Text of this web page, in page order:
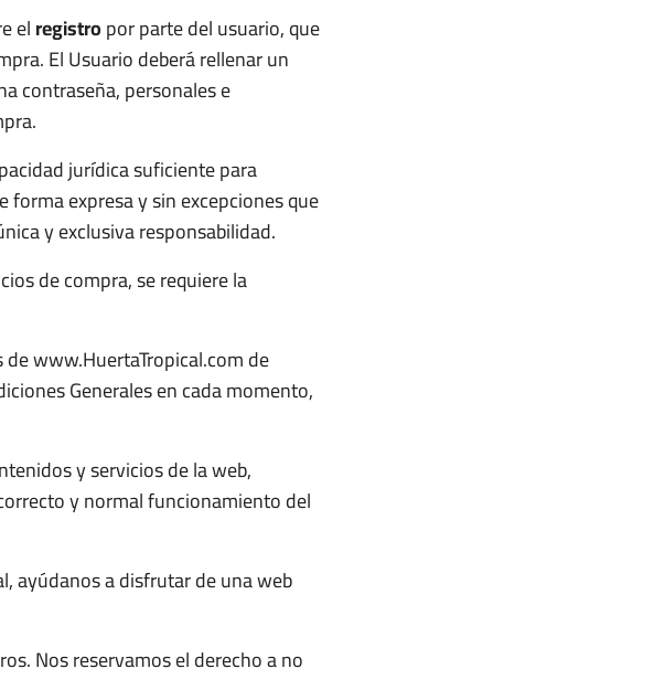
elregistropor parte del usuario, que
El Usuario deberá rellenar un
contraseña, personales e
jurídica suficiente para
forma expresa y sin excepciones que
y exclusiva responsabilidad.
de compra, se requiere la
www.HuertaTropical.com de
Generales en cada momento,
y servicios de la web,
y normal funcionamiento del
ayúdanos a disfrutar de una web
Nos reservamos el derecho a no